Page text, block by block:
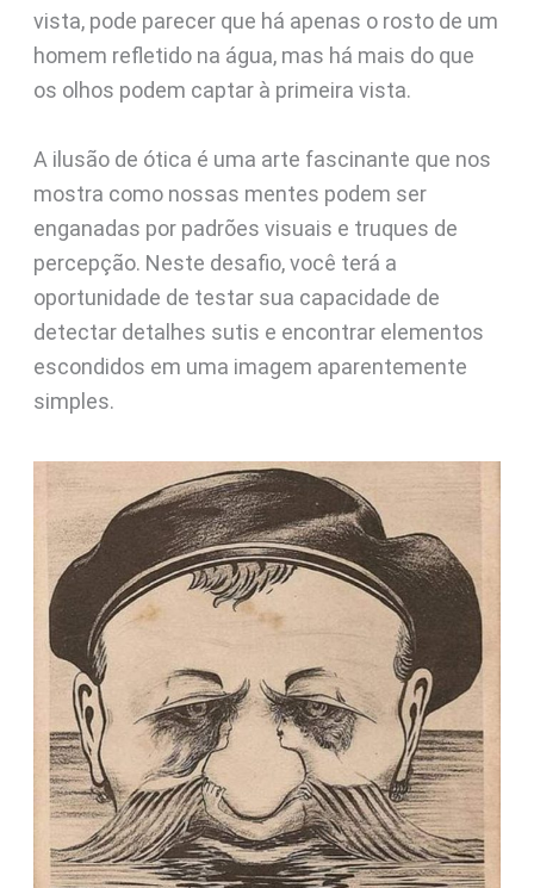
vista, pode parecer que há apenas o rosto de um
homem refletido na água, mas há mais do que
os olhos podem captar à primeira vista.
A ilusão de ótica é uma arte fascinante que nos
mostra como nossas mentes podem ser
enganadas por padrões visuais e truques de
percepção. Neste desafio, você terá a
oportunidade de testar sua capacidade de
detectar detalhes sutis e encontrar elementos
escondidos em uma imagem aparentemente
simples.